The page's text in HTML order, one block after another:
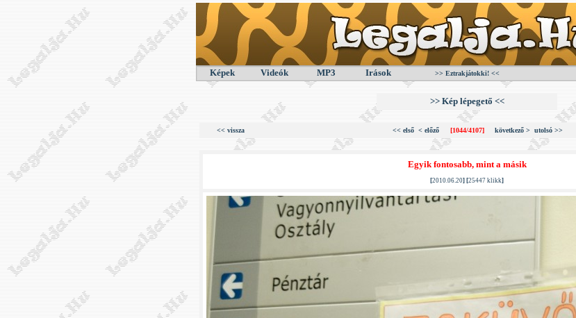
Képek Videók MP3 Irások >> Eztrakjátokki! <<
>> Kép lépegető <<
<< vissza << első < előző [1044/4107] következő > utolsó >>
Egyik fontosabb, mint a másik
[2010.06.20] [25447 klikk]